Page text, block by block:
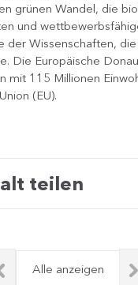
grünen Wandel, die
und
Wissenschaften,
Die Europäische
mit 115 Millionen
(EU).
teilen
Alle anzeigen